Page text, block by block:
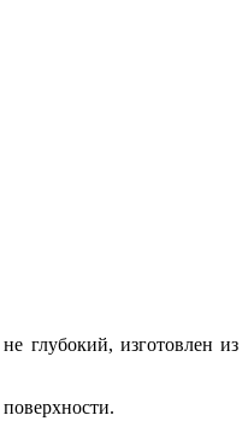
глубокий, изготовлен из